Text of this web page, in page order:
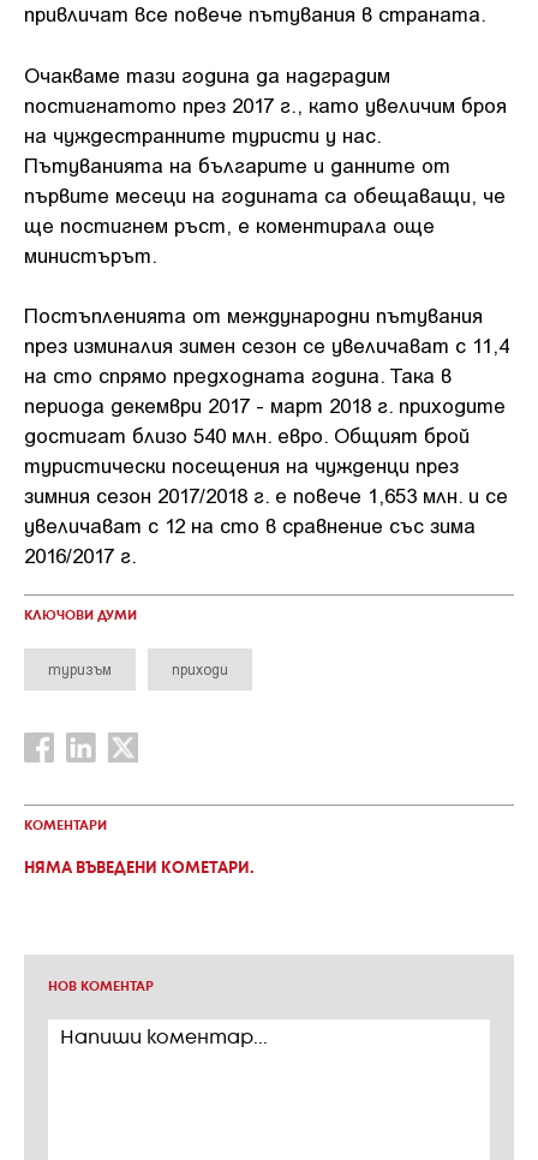
привличат все повече пътувания в страната.
Очакваме тази година да надградим
постигнатото през 2017 г., като увеличим броя
на чуждестранните туристи у нас.
Пътуванията на българите и данните от
първите месеци на годината са обещаващи, че
ще постигнем ръст, е коментирала още
министърът.
Постъпленията от международни пътувания
през изминалия зимен сезон се увеличават с 11,4
на сто спрямо предходната година. Така в
периода декември 2017 - март 2018 г. приходите
достигат близо 540 млн. евро. Общият брой
туристически посещения на чужденци през
зимния сезон 2017/2018 г. е повече 1,653 млн. и се
увеличават с 12 на сто в сравнение със зима
2016/2017 г.
КЛЮЧОВИ ДУМИ
туризъм приходи
КОМЕНТАРИ
НЯМА ВЪВЕДЕНИ КОМЕТАРИ.
НОВ КОМЕНТАР